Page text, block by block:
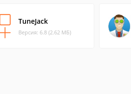
TuneJack
Версия: 6.8 (2.62 МБ)